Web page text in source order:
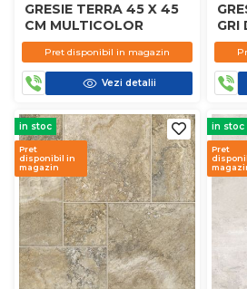
GRESIE TERRA 45 X 45
CM MULTICOLOR
Pret disponibil in magazin
Vezi detalii
GRI
in stoc
Pret
disponibil in
magazin
in stoc
Pret